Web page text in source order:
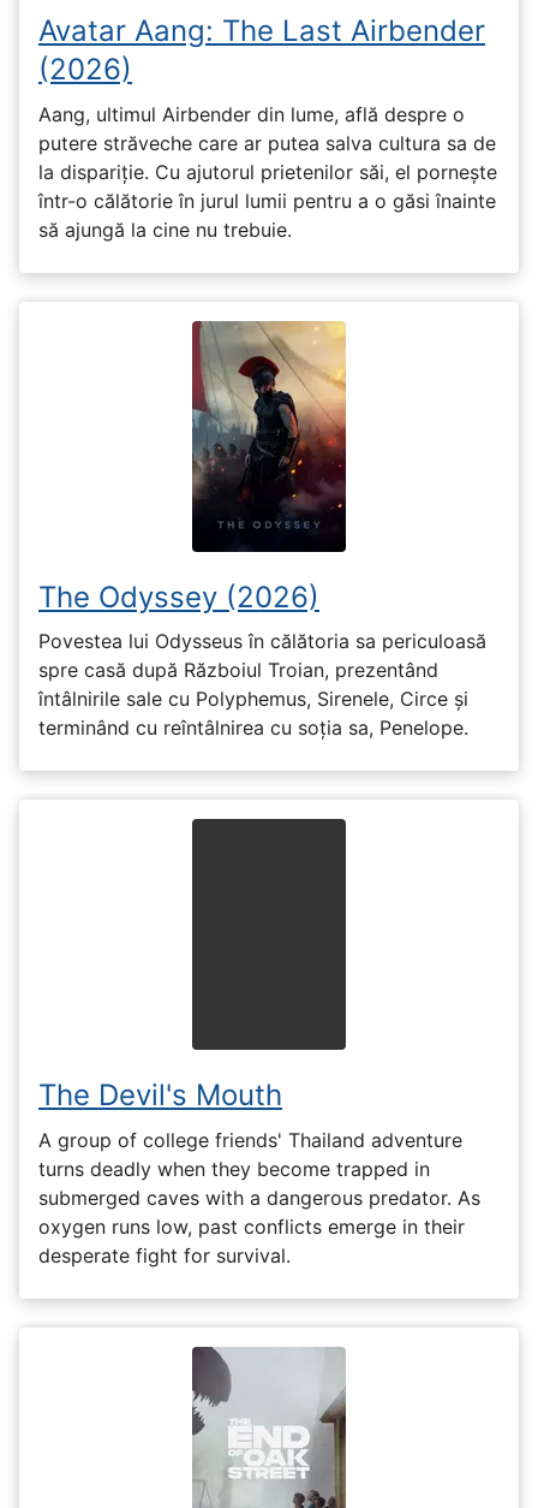
Avatar Aang: The Last Airbender
(2026)
Aang, ultimul Airbender din lume, află despre o
putere străveche care ar putea salva cultura sa de
la dispariție. Cu ajutorul prietenilor săi, el pornește
într-o călătorie în jurul lumii pentru a o găsi înainte
să ajungă la cine nu trebuie.
The Odyssey (2026)
Povestea lui Odysseus în călătoria sa periculoasă
spre casă după Războiul Troian, prezentând
întâlnirile sale cu Polyphemus, Sirenele, Circe și
terminând cu reîntâlnirea cu soția sa, Penelope.
The Devil's Mouth
A group of college friends' Thailand adventure
turns deadly when they become trapped in
submerged caves with a dangerous predator. As
oxygen runs low, past conflicts emerge in their
desperate fight for survival.